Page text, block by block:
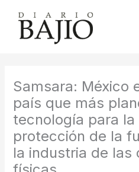
contenido
Samsara: México
país que más
tecnología para
protección de la
la industria de las